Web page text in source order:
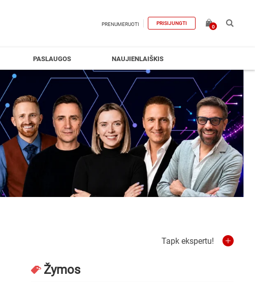
PRENUMERUOTI PRISIJUNGTI
0
PASLAUGOS NAUJIENLAIŠKIS
Tapk ekspertu!
Žymos